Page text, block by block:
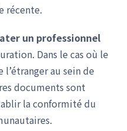
récente.
un professionnel
Dans le cas où le
au sein de
documents sont
la conformité du